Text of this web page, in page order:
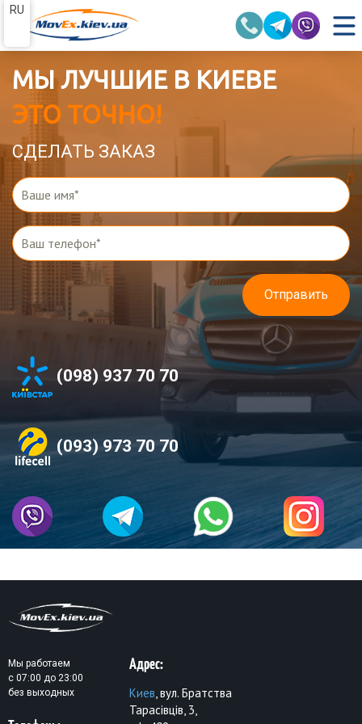
МЫ ЛУЧШИЕ В КИЕВЕ
ЭТО ТОЧНО!
СДЕЛАТЬ ЗАКАЗ
(098) 937 70 70
(093) 973 70 70
Мы работаем
с 07:00 до 23:00
без выходных
Адрес:
Киев, вул. Братства
Тарасівців, 3,
RU